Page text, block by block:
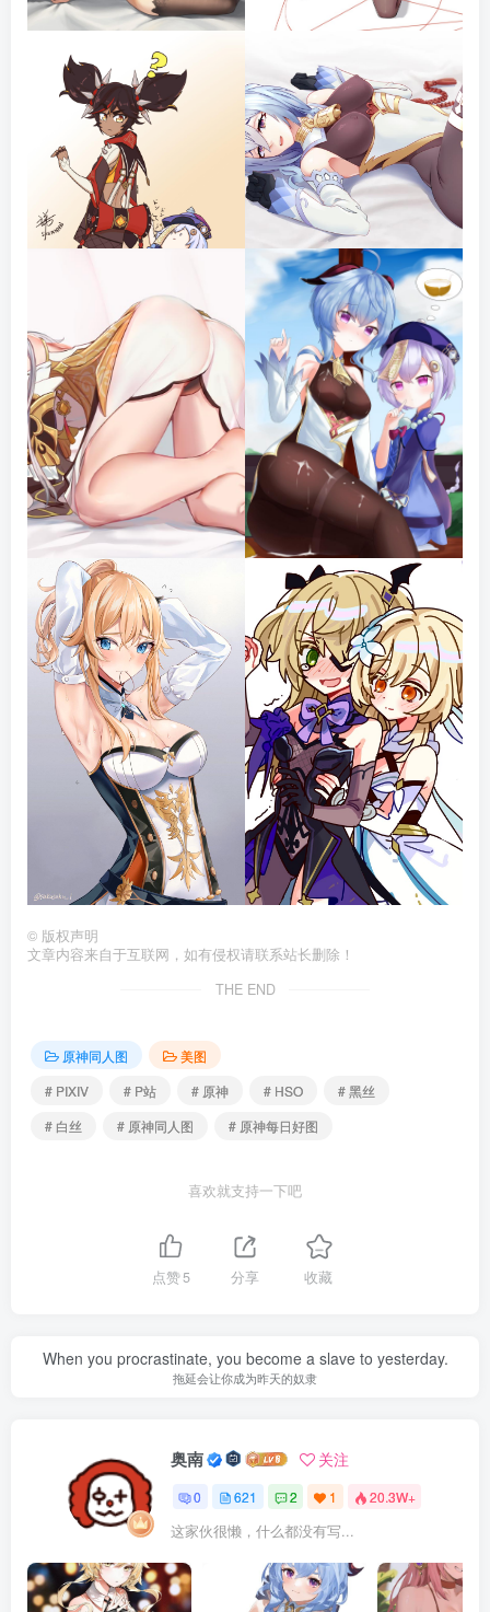
© 版权声明
文章内容来自于互联网，如有侵权请联系站长删除！
THE END
原神同人图
美图
# PIXIV
# P站 # 原神 # HSO
# 黑丝
# 白丝
# 原神同人图 # 原神每日好图
喜欢就支持一下吧
点赞5 分享 收藏
When you procrastinate, you become a slave to yesterday.
拖延会让你成为昨天的奴隶
奥南 关注
0 621 2 1 20.3W+
这家伙很懒，什么都没有写...